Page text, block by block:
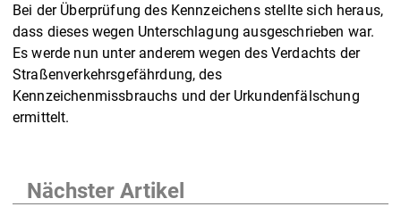
Bei der Überprüfung des Kennzeichens stellte sich heraus,
dass dieses wegen Unterschlagung ausgeschrieben war.
Es werde nun unter anderem wegen des Verdachts der
Straßenverkehrsgefährdung, des
Kennzeichenmissbrauchs und der Urkundenfälschung
ermittelt.
Nächster Artikel